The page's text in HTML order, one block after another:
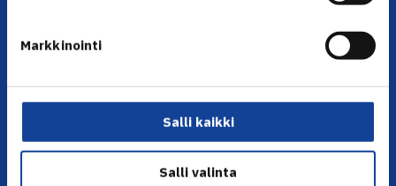
Markkinointi
Salli kaikki
Salli valinta
YHTEYSTIEDOT
Olympiastadion, Paavo Nurmen tie 1, 00250 Helsinki
ma-pe klo 10.00-12.00
Muina aikoina olkaa yhteydessä